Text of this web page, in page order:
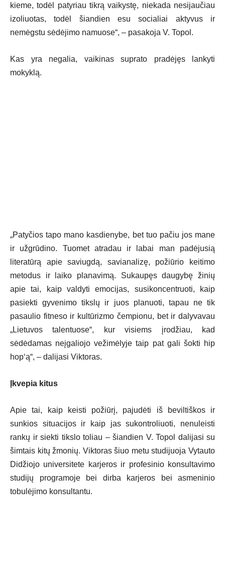
kieme, todėl patyriau tikrą vaikystę, niekada nesijaučiau
izoliuotas, todėl šiandien esu socialiai aktyvus ir
nemėgstu sėdėjimo namuose“, – pasakoja V. Topol.
Kas yra negalia, vaikinas suprato pradėjęs lankyti
mokyklą.
„Patyčios tapo mano kasdienybe, bet tuo pačiu jos mane
ir užgrūdino. Tuomet atradau ir labai man padėjusią
literatūrą apie saviugdą, savianalizę, požiūrio keitimo
metodus ir laiko planavimą. Sukaupęs daugybę žinių
apie tai, kaip valdyti emocijas, susikoncentruoti, kaip
pasiekti gyvenimo tikslų ir juos planuoti, tapau ne tik
pasaulio fitneso ir kultūrizmo čempionu, bet ir dalyvavau
„Lietuvos talentuose“, kur visiems įrodžiau, kad
sėdėdamas neįgaliojo vežimėlyje taip pat gali šokti hip
hop‘ą“, – dalijasi Viktoras.
Įkvepia kitus
Apie tai, kaip keisti požiūrį, pajudėti iš beviltiškos ir
sunkios situacijos ir kaip jas sukontroliuoti, nenuleisti
rankų ir siekti tikslo toliau – šiandien V. Topol dalijasi su
šimtais kitų žmonių. Viktoras šiuo metu studijuoja Vytauto
Didžiojo universitete karjeros ir profesinio konsultavimo
studijų programoje bei dirba karjeros bei asmeninio
tobulėjimo konsultantu.